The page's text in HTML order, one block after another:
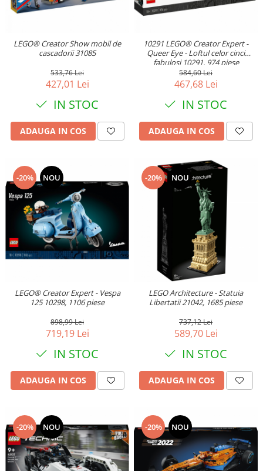
LEGO® Creator Show mobil de
cascadorii 31085
533,76 Lei
427,01 Lei
IN STOC
ADAUGA IN COS
10291 LEGO® Creator Expert -
Queer Eye - Loftul celor cinci
fabulosi 10291, 974 piese
584,60 Lei
467,68 Lei
IN STOC
ADAUGA IN COS
-20% NOU
LEGO® Creator Expert - Vespa
125 10298, 1106 piese
898,99 Lei
719,19 Lei
IN STOC
ADAUGA IN COS
-20% NOU
LEGO Architecture - Statuia
Libertatii 21042, 1685 piese
737,12 Lei
589,70 Lei
IN STOC
ADAUGA IN COS
-20% NOU -20% NOU